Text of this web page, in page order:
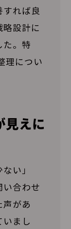
すれば良
略設計に
た。特
理につい
見えに
い」
い合わせ
声があ
いまし